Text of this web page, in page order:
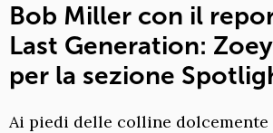
Bob Miller con il
Last Generation:
per la sezione
Ai piedi delle colline